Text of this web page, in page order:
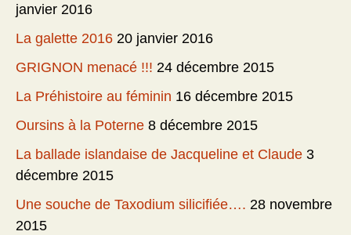
janvier 2016
La galette 2016 20 janvier 2016
GRIGNON menacé !!! 24 décembre 2015
La Préhistoire au féminin 16 décembre 2015
Oursins à la Poterne 8 décembre 2015
La ballade islandaise de Jacqueline et Claude 3
décembre 2015
Une souche de Taxodium silicifiée…. 28 novembre
2015